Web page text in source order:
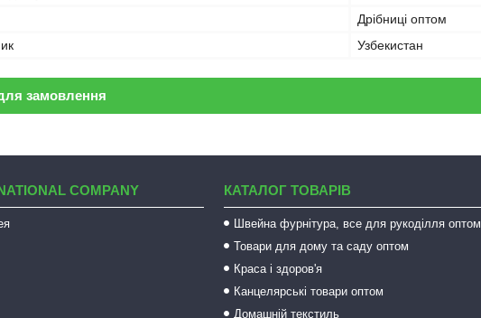
Дрібниці оптом
Узбекистан
замовлення
COMPANY КАТАЛОГ ТОВАРІВ
Швейна фурнітура, все для рукоділля оптом
Товари для дому та саду оптом
Краса і здоров'я
Канцелярські товари оптом
Домашній текстиль